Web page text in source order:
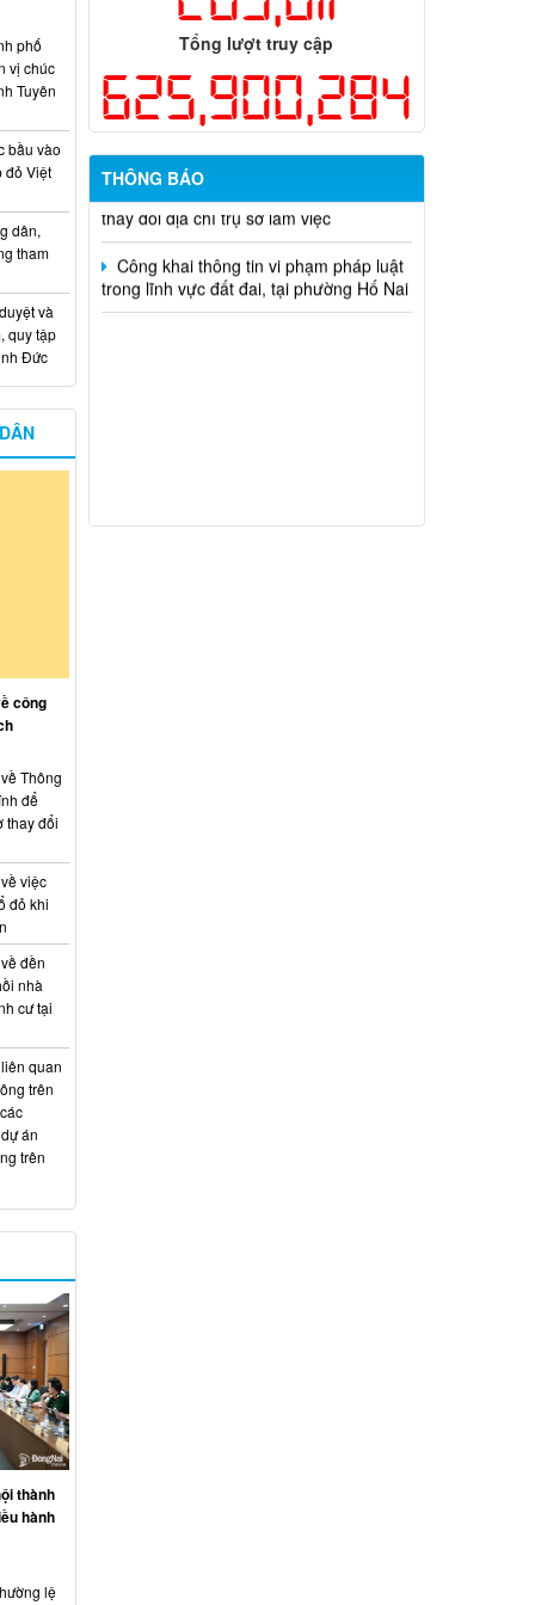
Tổng lượt truy cập
625,900,284
THÔNG BÁO
Kế hoạch Thông tin, tuyên truyền triển
khai Kế hoạch Khám sức khỏe định kỳ
năm một lần cho người dân trên địa bàn
thành phố Đồng Nai
Hỗ trợ đăng tải thông tin hợp nhất,
thay đổi địa chỉ trụ sở làm việc
Công khai thông tin vi phạm pháp luật
trong lĩnh vực đất đai, tại phường Hố Nai
phố
vị chúc
Tuyên
bầu vào
đỏ Việt
dân,
tham
và
quy tập
Đức
công
Thông
để
thay đổi
việc
đỏ khi
đền
nhà
cư tại
quan
trên
án
trên
thành
hành
lệ